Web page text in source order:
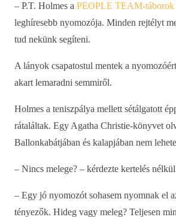
– P.T. Holmes a PEOPLE TEAM-táborok
leghíresebb nyomozója. Minden rejtélyt
tud nekünk segíteni.
A lányok csapatostul mentek a
akart lemaradni semmiről.
Holmes a teniszpálya mellett sétálgatott
rátaláltak. Egy Agatha Christie-könyvet
Ballonkabátjában és kalapjában nem
– Nincs melege? – kérdezte kertelés
– Egy jó nyomozót sohasem nyomnak el
tényezők. Hideg vagy meleg? Teljesen